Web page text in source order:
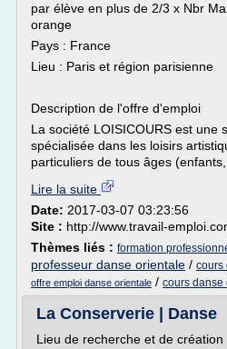
par élève en plus de 2/3 x Nbr
orange
Pays : France
Lieu : Paris et région parisienne
Description de l'offre d'emploi
La société LOISICOURS est une
spécialisée dans les loisirs
particuliers de tous âges
Lire la suite
Date: 2017-03-07 03:23:56
Site : http://www.travail-
Thèmes liés : formation
professeur danse orientale / cours
offre emploi danse orientale / cours danse
La Conserverie | Danse
Lieu de recherche et de création